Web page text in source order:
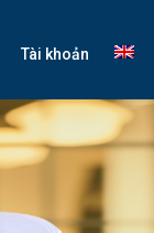
Tài khoản